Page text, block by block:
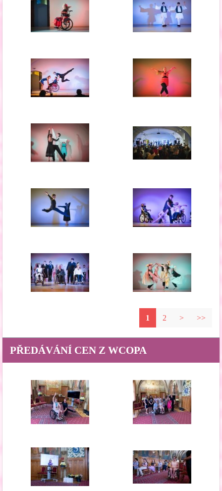
1 2 > >>
PŘEDÁVÁNÍ CEN Z WCOPA